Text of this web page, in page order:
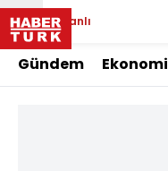
Canlı
Gündem Ekonomi